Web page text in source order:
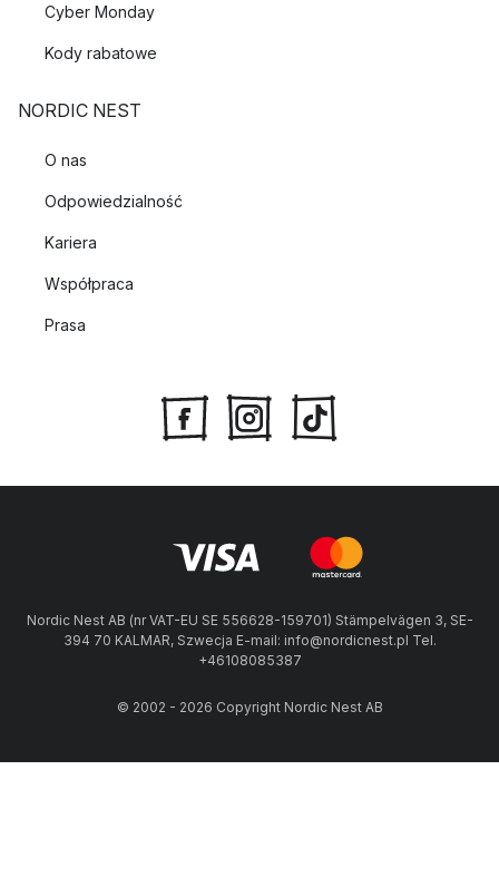
Cyber Monday
Kody rabatowe
NORDIC NEST
O nas
Odpowiedzialność
Kariera
Współpraca
Prasa
Nordic Nest AB (nr VAT-EU SE 556628-159701) Stämpelvägen 3, SE-
394 70 KALMAR, Szwecja E-mail: info@nordicnest.pl Tel.
+46108085387
© 2002 - 2026 Copyright Nordic Nest AB